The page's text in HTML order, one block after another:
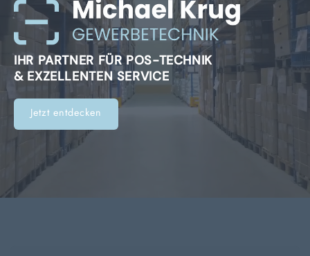
IHR PARTNER FÜR POS-TECHNIK
& EXZELLENTEN SERVICE
Jetzt entdecken